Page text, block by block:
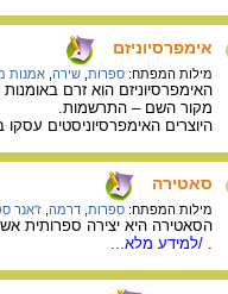
אימפרסיוניזם
מילות המפתח: ספרות שירה אמנות
האימפרסיוניזם הוא זרם
מקור השם – התרשמות.
היוצרים האימפרסיוניסטים
סאטירה
מילות המפתח: ספרות דרמה ז'אנר
הסאטירה היא יצירה ספרותית
/למידע מלא...